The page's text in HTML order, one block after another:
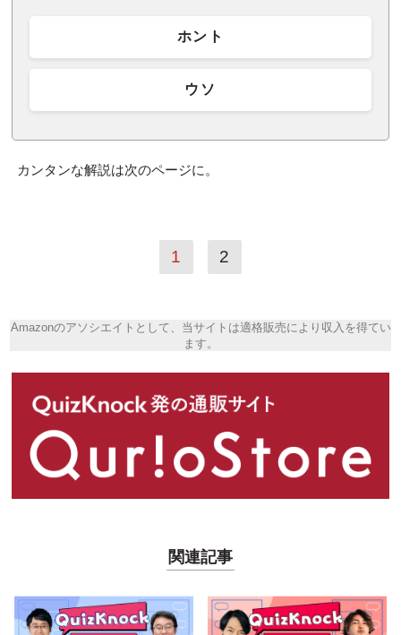
ホント
ウソ
カンタンな解説は次のページに。
1 2
Amazonのアソシエイトとして、当サイトは適格販売により収入を得てい
ます。
関連記事